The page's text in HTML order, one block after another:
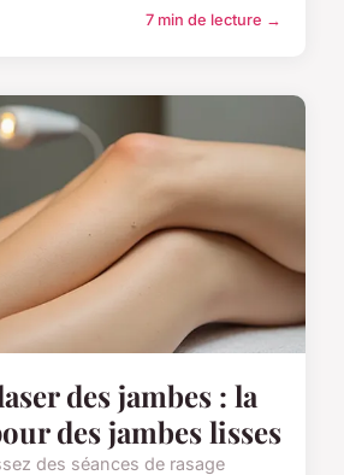
7 min de lecture →
des jambes : la
des jambes lisses
des séances de rasage